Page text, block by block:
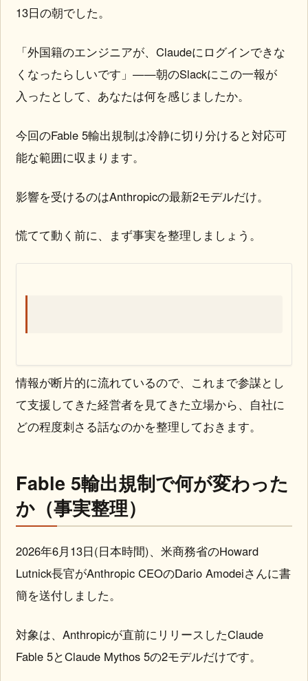
13日の朝でした。
「外国籍のエンジニアが、Claudeにログインできな
くなったらしいです」——朝のSlackにこの一報が
入ったとして、あなたは何を感じましたか。
今回のFable 5輸出規制は冷静に切り分けると対応可
能な範囲に収まります。
影響を受けるのはAnthropicの最新2モデルだけ。
慌てて動く前に、まず事実を整理しましょう。
情報が断片的に流れているので、これまで参謀とし
て支援してきた経営者を見てきた立場から、自社に
どの程度刺さる話なのかを整理しておきます。
Fable 5輸出規制で何が変わった
か（事実整理）
2026年6月13日(日本時間)、米商務省のHoward
Lutnick長官がAnthropic CEOのDario Amodeiさんに書
簡を送付しました。
対象は、Anthropicが直前にリリースしたClaude
Fable 5とClaude Mythos 5の2モデルだけです。